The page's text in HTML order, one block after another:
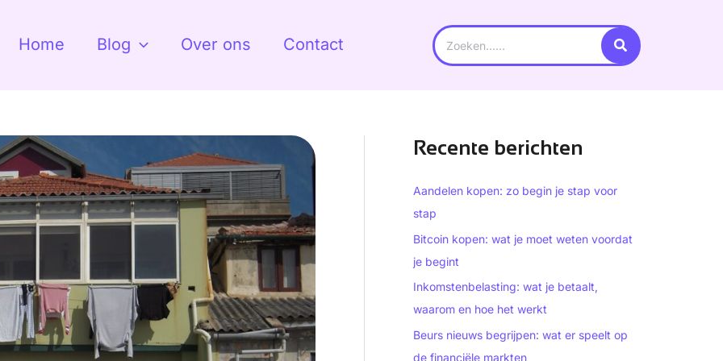
Home Blog Over ons Contact
Search
for:
Recente berichten
Aandelen kopen: zo begin je stap voor
stap
Bitcoin kopen: wat je moet weten voordat
je begint
Inkomstenbelasting: wat je betaalt,
waarom en hoe het werkt
Beurs nieuws begrijpen: wat er speelt op
de financiële markten